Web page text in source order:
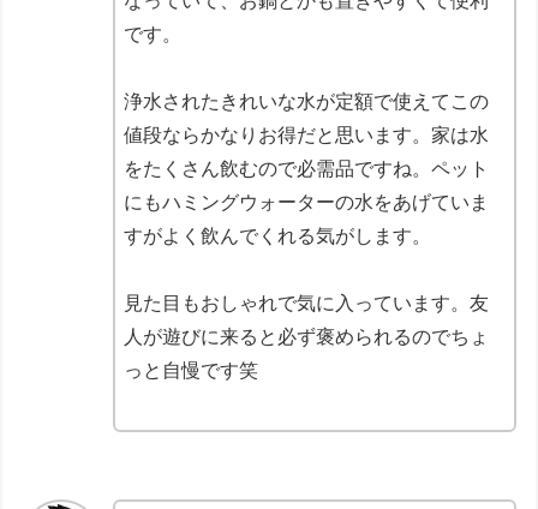
です。
浄水されたきれいな水が定額で使えてこの
値段ならかなりお得だと思います。家は水
をたくさん飲むので必需品ですね。ペット
にもハミングウォーターの水をあげていま
すがよく飲んでくれる気がします。
見た目もおしゃれで気に入っています。友
人が遊びに来ると必ず褒められるのでちょ
っと自慢です笑